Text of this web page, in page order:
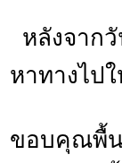
หลังจาก
หาทางไป
ขอบคุณพื้น